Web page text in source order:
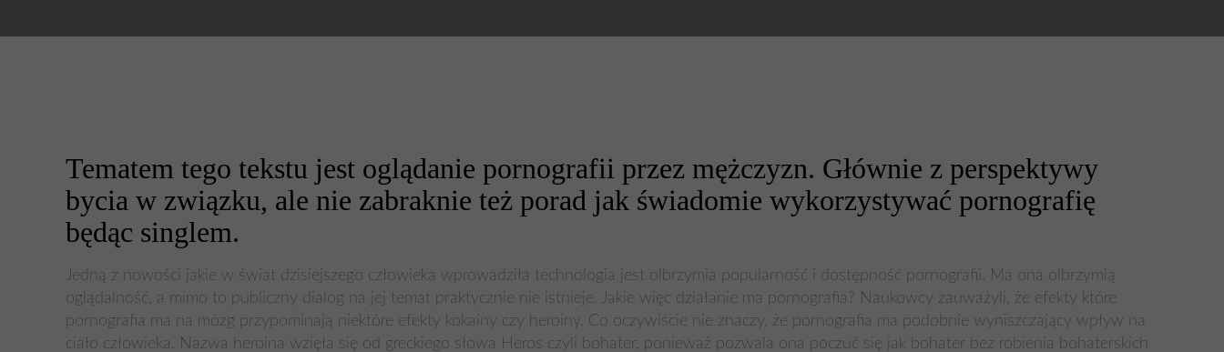
Tematem tego tekstu jest oglądanie pornografii przez mężczyzn. Głównie z perspektywy
bycia w związku, ale nie zabraknie też porad jak świadomie wykorzystywać pornografię
będąc singlem.
Jedną z nowości jakie w świat dzisiejszego człowieka wprowadziła technologia jest olbrzymia popularność i dostępność pornografii. Ma ona olbrzymią
oglądalność, a mimo to publiczny dialog na jej temat praktycznie nie istnieje. Jakie więc działanie ma pornografia? Naukowcy zauważyli, że efekty które
pornografia ma na mózg przypominają niektóre efekty kokainy czy heroiny. Co oczywiście nie znaczy, że pornografia ma podobnie wyniszczający wpływ na
ciało człowieka. Nazwa heroina wzięła się od greckiego słowa Heros czyli bohater, ponieważ pozwala ona poczuć się jak bohater bez robienia bohaterskich